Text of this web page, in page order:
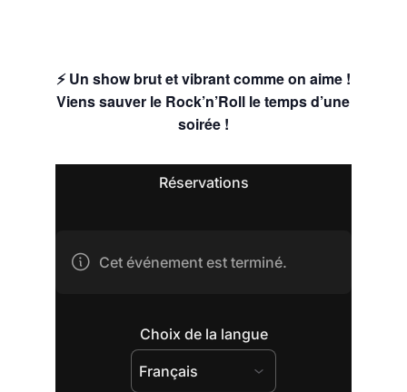
⚡ Un show brut et vibrant comme on aime !
Viens sauver le Rock’n’Roll le temps d’une
soirée !